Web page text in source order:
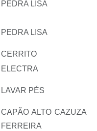
PEDRA LISA
PEDRA LISA
CERRITO
ELECTRA
LAVAR PÉS
CAPÃO ALTO CAZUZA
FERREIRA